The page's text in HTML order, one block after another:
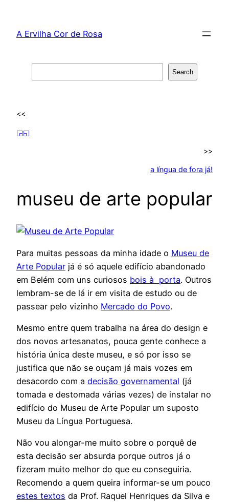
content
A Ervilha Cor de Rosa
Search
<<
◲◱
>>
a língua de fora já!
museu de arte popular
Para muitas pessoas da minha idade o Museu de
Arte Popular já é só aquele edifício abandonado
em Belém com uns curiosos bois à porta. Outros
lembram-se de lá ir em visita de estudo ou de
passear pelo vizinho Mercado do Povo.
Mesmo entre quem trabalha na área do design e
dos novos artesanatos, pouca gente conhece a
história única deste museu, e só por isso se
justifica que não se ouçam já mais vozes em
desacordo com a decisão governamental (já
tomada e destomada várias vezes) de instalar no
edifício do Museu de Arte Popular um suposto
Museu da Língua Portuguesa.
Não vou alongar-me muito sobre o porquê de
esta decisão ser absurda porque outros já o
fizeram muito melhor do que eu conseguiria.
Recomendo a quem queira informar-se um pouco
estes textos da Prof. Raquel Henriques da Silva e